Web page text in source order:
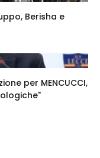
Berisha e
per MENCUCCI,